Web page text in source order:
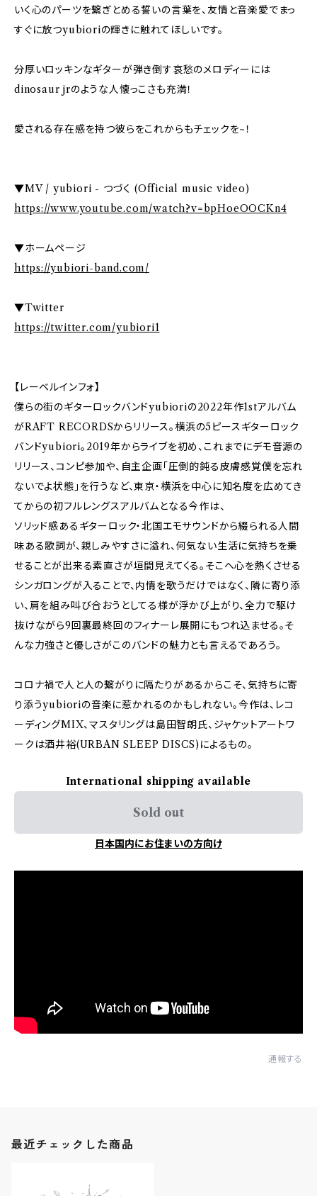
いく心のパーツを繋ぎとめる誓いの言葉を、友情と音楽愛でまっ
すぐに放つyubioriの輝きに触れてほしいです。
分厚いロッキンなギターが弾き倒す哀愁のメロディーには
dinosaur jrのような人懐っこさも充満！
愛される存在感を持つ彼らをこれからもチェックを~！
▼MV / yubiori - つづく (Official music video)
https://www.youtube.com/watch?v=bpHoeOOCKn4
▼ホームページ
https://yubiori-band.com/
▼Twitter
https://twitter.com/yubiori1
【レーベルインフォ】
僕らの街のギターロックバンドyubioriの2022年作1stアルバム
がRAFT RECORDSからリリース。横浜の5ピースギターロック
バンドyubiori。2019年からライブを初め、これまでにデモ音源の
リリース、コンピ参加や、自主企画「圧倒的鈍る皮膚感覚僕を忘れ
ないでよ状態」を行うなど、東京・横浜を中心に知名度を広めてき
てからの初フルレングスアルバムとなる今作は、
ソリッド感あるギターロック・北国エモサウンドから綴られる人間
味ある歌詞が、親しみやすさに溢れ、何気ない生活に気持ちを乗
せることが出来る素直さが垣間見えてくる。そこへ心を熱くさせる
シンガロングが入ることで、内情を歌うだけではなく、隣に寄り添
い、肩を組み叫び合おうとしてる様が浮かび上がり、全力で駆け
抜けながら9回裏最終回のフィナーレ展開にもつれ込ませる。そ
んな力強さと優しさがこのバンドの魅力とも言えるであろう。
コロナ禍で人と人の繋がりに隔たりがあるからこそ、気持ちに寄
り添うyubioriの音楽に惹かれるのかもしれない。今作は、レコ
ーディングMIX、マスタリングは島田智朗氏、ジャケットアートワ
ークは酒井裕(URBAN SLEEP DISCS)によるもの。
International shipping available
Sold out
日本国内にお住まいの方向け
通報する
最近チェックした商品